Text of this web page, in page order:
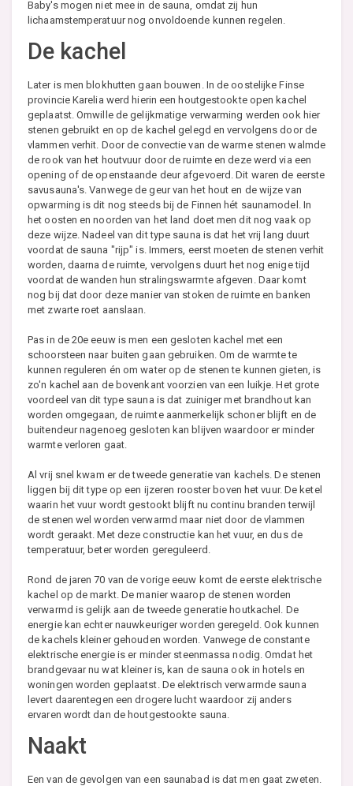
Baby's mogen niet mee in de sauna, omdat zij hun
lichaamstemperatuur nog onvoldoende kunnen regelen.
De kachel
Later is men blokhutten gaan bouwen. In de oostelijke Finse
provincie Karelia werd hierin een houtgestookte open kachel
geplaatst. Omwille de gelijkmatige verwarming werden ook hier
stenen gebruikt en op de kachel gelegd en vervolgens door de
vlammen verhit. Door de convectie van de warme stenen walmde
de rook van het houtvuur door de ruimte en deze werd via een
opening of de openstaande deur afgevoerd. Dit waren de eerste
savusauna's. Vanwege de geur van het hout en de wijze van
opwarming is dit nog steeds bij de Finnen hét saunamodel. In
het oosten en noorden van het land doet men dit nog vaak op
deze wijze. Nadeel van dit type sauna is dat het vrij lang duurt
voordat de sauna "rijp" is. Immers, eerst moeten de stenen verhit
worden, daarna de ruimte, vervolgens duurt het nog enige tijd
voordat de wanden hun stralingswarmte afgeven. Daar komt
nog bij dat door deze manier van stoken de ruimte en banken
met zwarte roet aanslaan.
Pas in de 20e eeuw is men een gesloten kachel met een
schoorsteen naar buiten gaan gebruiken. Om de warmte te
kunnen reguleren én om water op de stenen te kunnen gieten, is
zo'n kachel aan de bovenkant voorzien van een luikje. Het grote
voordeel van dit type sauna is dat zuiniger met brandhout kan
worden omgegaan, de ruimte aanmerkelijk schoner blijft en de
buitendeur nagenoeg gesloten kan blijven waardoor er minder
warmte verloren gaat.
Al vrij snel kwam er de tweede generatie van kachels. De stenen
liggen bij dit type op een ijzeren rooster boven het vuur. De ketel
waarin het vuur wordt gestookt blijft nu continu branden terwijl
de stenen wel worden verwarmd maar niet door de vlammen
wordt geraakt. Met deze constructie kan het vuur, en dus de
temperatuur, beter worden gereguleerd.
Rond de jaren 70 van de vorige eeuw komt de eerste elektrische
kachel op de markt. De manier waarop de stenen worden
verwarmd is gelijk aan de tweede generatie houtkachel. De
energie kan echter nauwkeuriger worden geregeld. Ook kunnen
de kachels kleiner gehouden worden. Vanwege de constante
elektrische energie is er minder steenmassa nodig. Omdat het
brandgevaar nu wat kleiner is, kan de sauna ook in hotels en
woningen worden geplaatst. De elektrisch verwarmde sauna
levert daarentegen een drogere lucht waardoor zij anders
ervaren wordt dan de houtgestookte sauna.
Naakt
Een van de gevolgen van een saunabad is dat men gaat zweten.